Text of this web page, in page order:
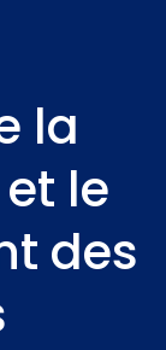
la
le
des